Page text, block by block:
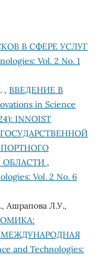
В СФЕРЕ УСЛУГ
Vol. 2 No. 1
, ВВЕДЕНИЕ В
in Science
INNOIST
,
Vol. 2 No. 6
Ашрапова Л.У.,
and Technologies: